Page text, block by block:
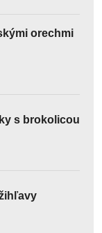
orechmi
s brokolicou